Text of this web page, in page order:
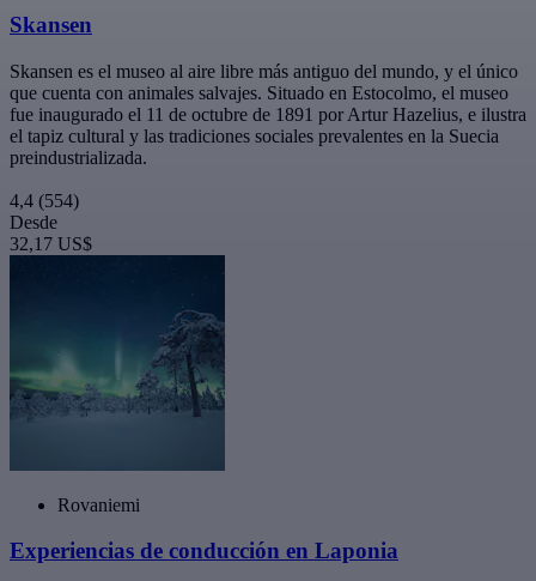
Skansen
Skansen es el museo al aire libre más antiguo del mundo, y el único
que cuenta con animales salvajes. Situado en Estocolmo, el museo
fue inaugurado el 11 de octubre de 1891 por Artur Hazelius, e ilustra
el tapiz cultural y las tradiciones sociales prevalentes en la Suecia
preindustrializada.
4,4 (554)
Desde
32,17 US$
Rovaniemi
Experiencias de conducción en Laponia